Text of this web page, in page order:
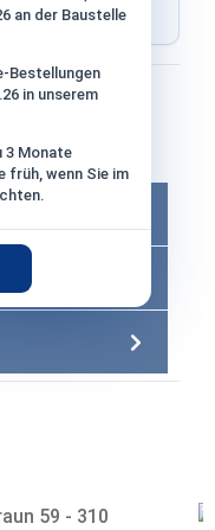
an der Baustelle
Bestellungen
in unserem
3 Monate
früh, wenn Sie im
Skonto